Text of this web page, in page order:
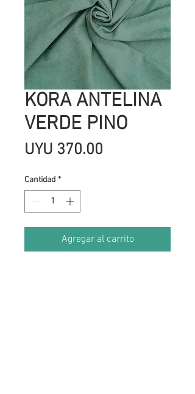
KORA ANTELINA
VERDE PINO
UYU 370.00
Cantidad *
Agregar al carrito